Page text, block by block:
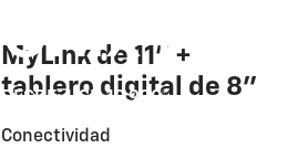
Onix Plus
DESDE: USD 19.990*
MyLink de 11" +
tablero digital de 8"
Conectividad